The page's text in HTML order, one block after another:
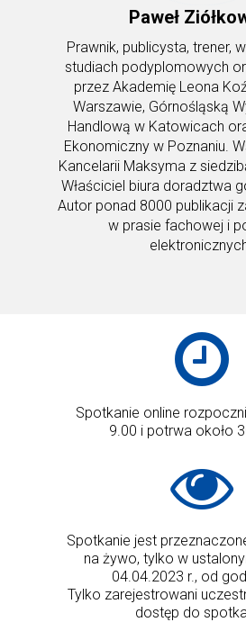
Paweł
Prawnik, publicysta, trener,
studiach podyplomowych
przez Akademię Leona
Warszawie, Górnośląską
Handlową w Katowicach
Ekonomiczny w Poznaniu.
Kancelarii Maksyma z
Właściciel biura doradztwa
Autor ponad 8000 publikacji
w prasie fachowej i
Spotkanie online
9.00 i potrwa około
Spotkanie jest
na żywo, tylko w
04.04.2023 r., od
Tylko zarejestrowani
dostęp do